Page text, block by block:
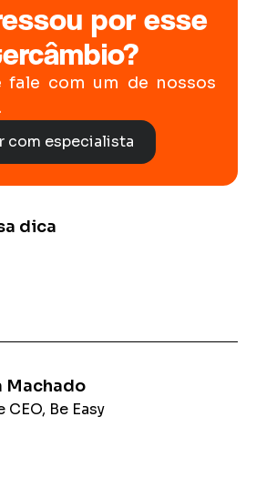
por esse
fale com um de nossos
com especialista
dica
Machado
CEO, Be Easy